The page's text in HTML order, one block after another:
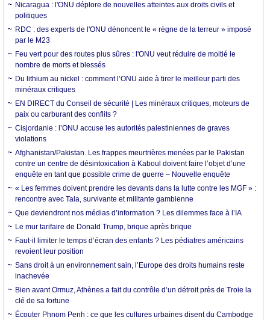
Nicaragua : l'ONU déplore de nouvelles atteintes aux droits civils et
politiques
RDC : des experts de l'ONU dénoncent le « règne de la terreur » imposé
par le M23
Feu vert pour des routes plus sûres : l'ONU veut réduire de moitié le
nombre de morts et blessés
Du lithium au nickel : comment l’ONU aide à tirer le meilleur parti des
minéraux critiques
EN DIRECT du Conseil de sécurité | Les minéraux critiques, moteurs de
paix ou carburant des conflits ?
Cisjordanie : l’ONU accuse les autorités palestiniennes de graves
violations
Afghanistan/Pakistan. Les frappes meurtrières menées par le Pakistan
contre un centre de désintoxication à Kaboul doivent faire l’objet d’une
enquête en tant que possible crime de guerre – Nouvelle enquête
« Les femmes doivent prendre les devants dans la lutte contre les MGF » :
rencontre avec Tala, survivante et militante gambienne
Que deviendront nos médias d’information ? Les dilemmes face à l’IA
Le mur tarifaire de Donald Trump, brique après brique
Faut-il limiter le temps d’écran des enfants ? Les pédiatres américains
revoient leur position
Sans droit à un environnement sain, l’Europe des droits humains reste
inachevée
Bien avant Ormuz, Athènes a fait du contrôle d’un détroit près de Troie la
clé de sa fortune
Écouter Phnom Penh : ce que les cultures urbaines disent du Cambodge